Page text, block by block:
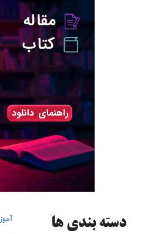
دسته‌ بندی ها